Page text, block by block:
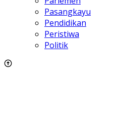
Pasangkayu
Pendidikan
Peristiwa
Politik